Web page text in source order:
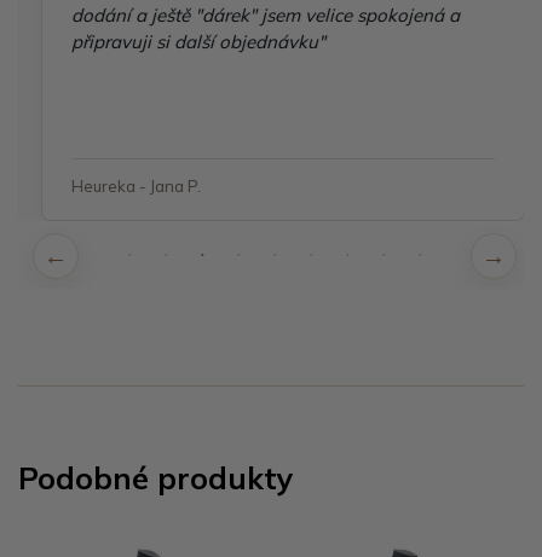
dodání a ještě "dárek" jsem velice spokojená a
připravuji si další objednávku"
Heureka - Jana P.
Podobné produkty